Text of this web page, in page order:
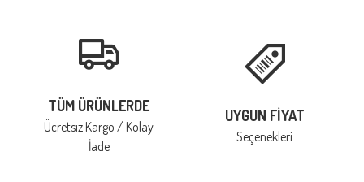
TÜM ÜRÜNLERDE
Ücretsiz Kargo / Kolay
İade
UYGUN FIYAT
Seçenekleri